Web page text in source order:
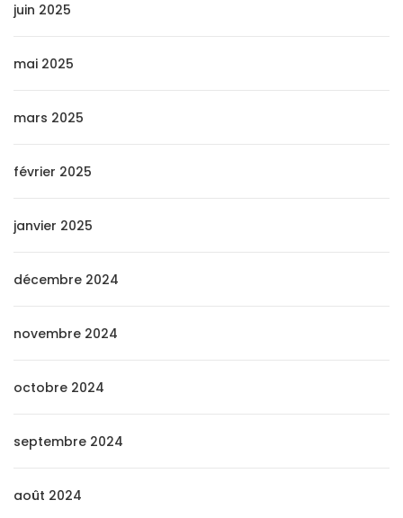
juin 2025
mai 2025
mars 2025
février 2025
janvier 2025
décembre 2024
novembre 2024
octobre 2024
septembre 2024
août 2024